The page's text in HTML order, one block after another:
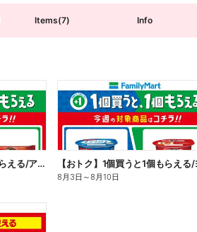
Items(7) Info
【おトク】1個買うと1個もらえる/アイス
8月3日 ～8月10日